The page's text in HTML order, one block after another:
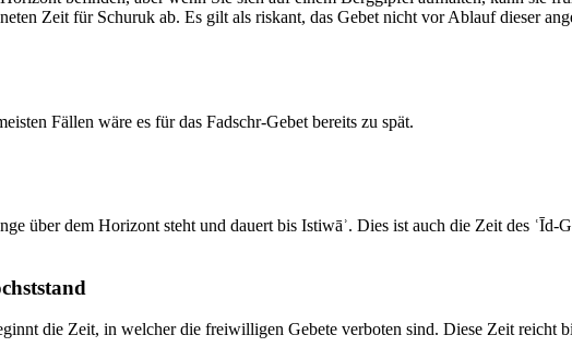
Zeit für Schuruk ab. Es gilt als riskant, das Gebet nicht vor Ablauf dieser
Fällen wäre es für das Fadschr-Gebet bereits zu spät.
über dem Horizont steht und dauert bis Istiwāʾ. Dies ist auch die Zeit des ʿĪd-
die Zeit, in welcher die freiwilligen Gebete verboten sind. Diese Zeit reicht